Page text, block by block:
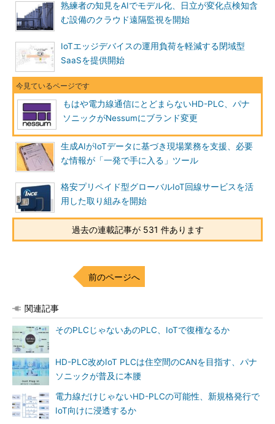
熟練者の知見をAIでモデル化、日立が変化点検知含
む設備のクラウド遠隔監視を開始
IoTエッジデバイスの運用負荷を軽減する閉域型
SaaSを提供開始
もはや電力線通信にとどまらないHD-PLC、パナ
ソニックがNessumにブランド変更
生成AIがIoTデータに基づき現場業務を支援、必要
な情報が「一発で手に入る」ツール
格安プリペイド型グローバルIoT回線サービスを活
用した取り組みを開始
過去の連載記事が 531 件あります
前のページへ
関連記事
そのPLCじゃないあのPLC、IoTで復権なるか
HD-PLC改めIoT PLCは住空間のCANを目指す、パナ
ソニックが普及に本腰
電力線だけじゃないHD-PLCの可能性、新規格発行で
IoT向けに浸透するか